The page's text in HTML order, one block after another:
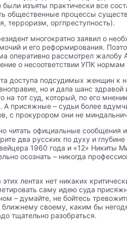
были изъяты практически все
общественные процессы
терроризм, оргпреступность).
многократно заявил о
и его реформирования.
оперативно рассмотрел
о несоответствии УПК нормам
доступа подсудимых женщин к
но и дала шанс
на тот суд, который, по его
А присяжные – судьи более
с прокурором они не
читать официальные сообщения
два русских по духу и
1960 года и «12» Никиты
осознать – никогда
лентах нет никаких
саму идею суда
– думайте, не бойтесь
ближнему своему, каким бы
тщательно разобраться.